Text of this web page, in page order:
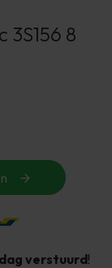
3S156 8
verstuurd!